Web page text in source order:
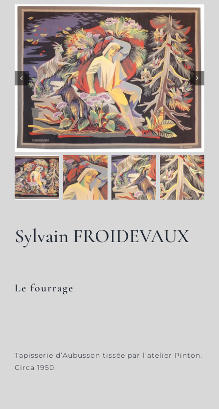
Sylvain FROIDEVAUX
Le fourrage
Tapisserie d’Aubusson tissée par l’atelier Pinton.
Circa 1950.